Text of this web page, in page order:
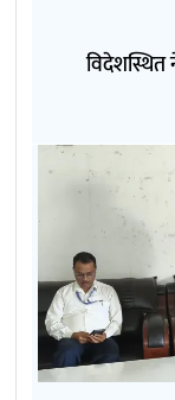
विदेशस्थित